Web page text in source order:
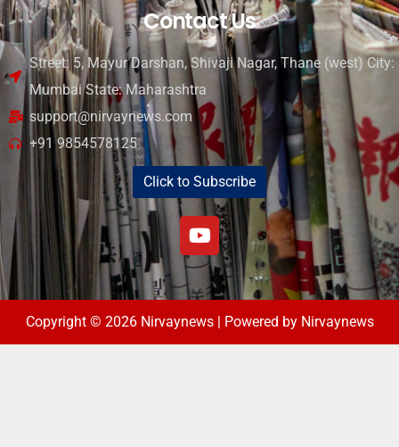
Contact Us
Street: 5, Mayur Darshan, Shivaji Nagar, Thane (west) City:
Mumbai State: Maharashtra
support@nirvaynews.com
+91 9854578125
Click to Subscribe
Copyright © 2026 Nirvaynews | Powered by Nirvaynews